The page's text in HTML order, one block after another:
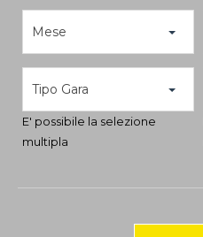
Mese
Tipo Gara
E' possibile la selezione
multipla